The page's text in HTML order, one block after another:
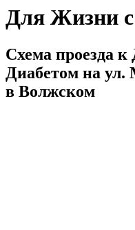
Для Жизни
Схема проезда
Диабетом на ул.
в Волжском